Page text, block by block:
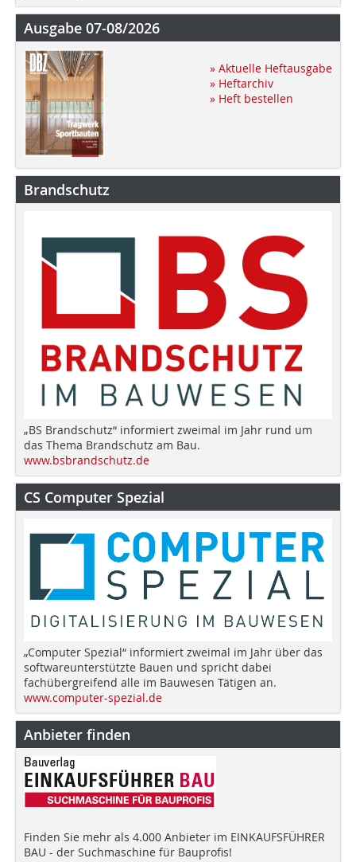
Ausgabe 07-08/2026
» Aktuelle Heftausgabe
» Heftarchiv
» Heft bestellen
Brandschutz
„BS Brandschutz“ informiert zweimal im Jahr rund um
das Thema Brandschutz am Bau.
www.bsbrandschutz.de
CS Computer Spezial
„Computer Spezial“ informiert zweimal im Jahr über das
softwareunterstützte Bauen und spricht dabei
fachübergreifend alle im Bauwesen Tätigen an.
www.computer-spezial.de
Anbieter finden
Finden Sie mehr als 4.000 Anbieter im EINKAUFSFÜHRER
BAU - der Suchmaschine für Bauprofis!